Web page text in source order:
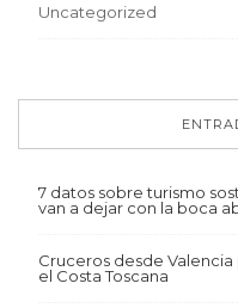
Uncategorized
7 datos sobre turismo
van a dejar con la boca
Cruceros desde
el Costa Toscana